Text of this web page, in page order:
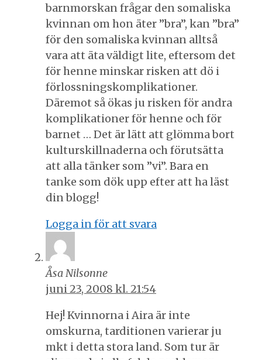
barnmorskan frågar den somaliska
kvinnan om hon äter ”bra”, kan ”bra”
för den somaliska kvinnan alltså
vara att äta väldigt lite, eftersom det
för henne minskar risken att dö i
förlossningskomplikationer.
Däremot så ökas ju risken för andra
komplikationer för henne och för
barnet … Det är lätt att glömma bort
kulturskillnaderna och förutsätta
att alla tänker som ”vi”. Bara en
tanke som dök upp efter att ha läst
din blogg!
Logga in för att svara
Åsa Nilsonne
juni 23, 2008 kl. 21:54
Hej! Kvinnorna i Aira är inte
omskurna, tarditionen varierar ju
mkt i detta stora land. Som tur är